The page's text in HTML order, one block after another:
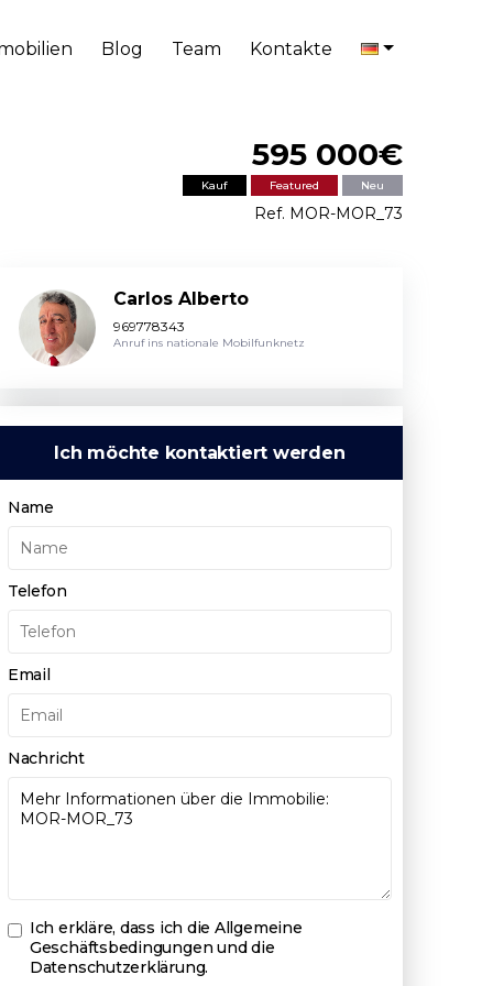
Blog Team Kontakte
595 000€
Kauf Featured Neu
Ref. MOR-MOR_73
Carlos Alberto
969778343
Anruf ins nationale Mobilfunknetz
Ich möchte kontaktiert werden
Name
Telefon
Email
Nachricht
Ich erkläre, dass ich die Allgemeine
Geschäftsbedingungen und die
Datenschutzerklärung.